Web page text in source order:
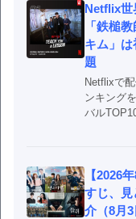
Netflix世
「鉄槌
キム」
題
Netflixで
ンキング
バル
【2026
すじ、見
介（8月3